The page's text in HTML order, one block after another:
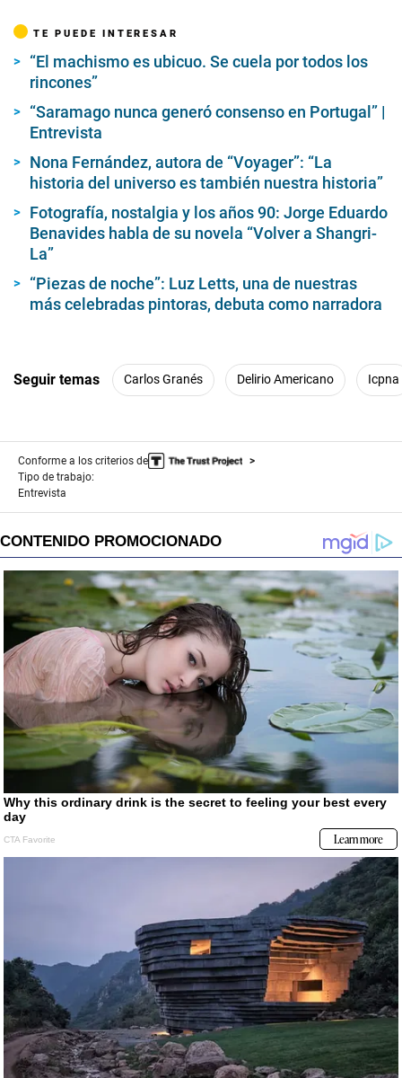
TE PUEDE INTERESAR
“El machismo es ubicuo. Se cuela por todos los
rincones”
“Saramago nunca generó consenso en Portugal” |
Entrevista
Nona Fernández, autora de “Voyager”: “La
historia del universo es también nuestra historia”
Fotografía, nostalgia y los años 90: Jorge Eduardo
Benavides habla de su novela “Volver a Shangri-
La”
“Piezas de noche”: Luz Letts, una de nuestras
más celebradas pintoras, debuta como narradora
Seguir temas Carlos Granés Delirio Americano Icpna
Conforme a los criterios de
Tipo de trabajo:
Entrevista